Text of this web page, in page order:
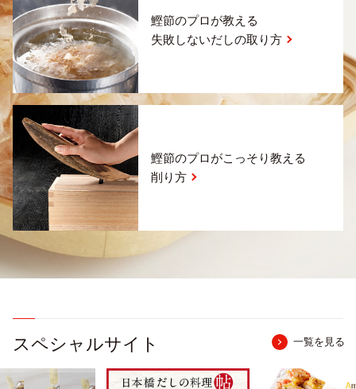
鰹節のプロが教える
失敗しないだしの取り方
鰹節のプロがこっそり教える
削り方
スペシャルサイト 一覧を見る